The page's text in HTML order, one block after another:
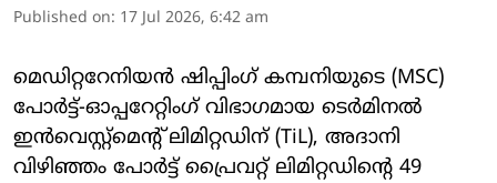
Published on: 17 Jul 2026, 6:42 am
മെഡിറ്ററേനിയൻ ഷിപ്പിംഗ് കമ്പനിയുടെ (MSC)
പോർട്ട്-ഓപ്പറേറ്റിംഗ് വിഭാഗമായ ടെർമിനൽ
ഇൻവെസ്റ്റ്‌മെന്റ് ലിമിറ്റഡിന് (TiL), അദാനി
വിഴിഞ്ഞം പോർട്ട് പ്രൈവറ്റ് ലിമിറ്റഡിന്റെ 49